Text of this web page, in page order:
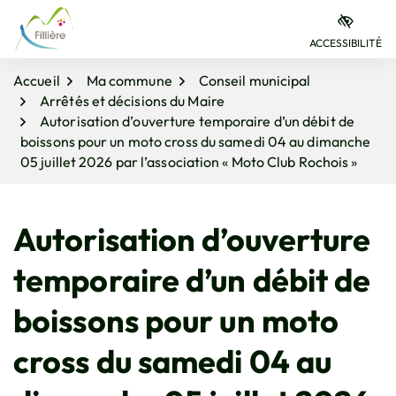
Gestion des traceurs
navigation
contenu
pied
de
page
ACCESSIBILITÉ
Accueil Ma commune
Conseil municipal
Arrêtés et décisions du Maire
Autorisation d’ouverture temporaire d’un débit de
boissons pour un moto cross du samedi 04 au dimanche
05 juillet 2026 par l’association « Moto Club Rochois »
Autorisation d’ouverture
temporaire d’un débit de
boissons pour un moto
cross du samedi 04 au